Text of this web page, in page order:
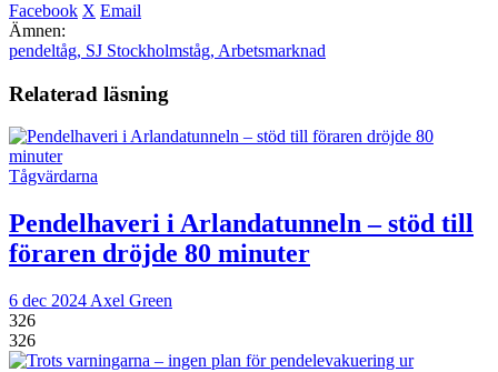
Facebook X Email
Ämnen:
pendeltåg, SJ Stockholmståg, Arbetsmarknad
Relaterad läsning
Tågvärdarna
Pendelhaveri i Arlandatunneln – stöd till
föraren dröjde 80 minuter
6 dec 2024 Axel Green
326
326